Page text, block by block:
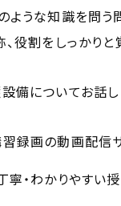
ような知識を問
役割をしっかりと
備についてお話し
録画の動画配信
・わかりやすい